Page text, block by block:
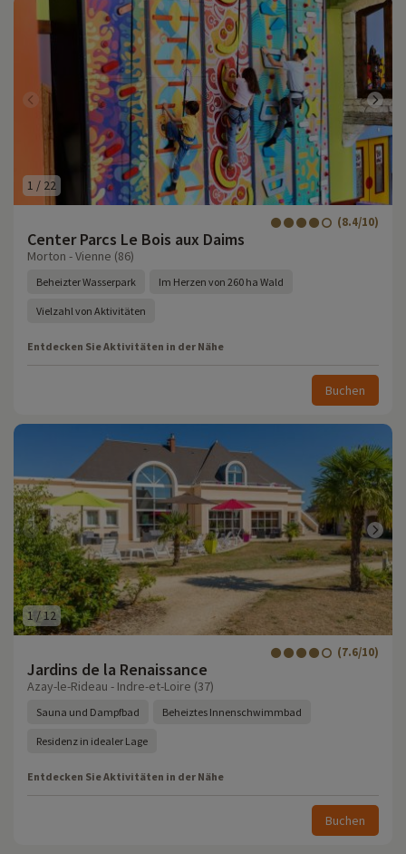
1 / 22
Center Parcs Le Bois aux Daims
(8.4/10)
Morton - Vienne (86)
Beheizter Wasserpark Im Herzen von 260 ha Wald
Vielzahl von Aktivitäten
Entdecken Sie Aktivitäten in der Nähe
Buchen
1 /12
Jardins de la Renaissance
(7.6/10)
Azay-le-Rideau - Indre-et-Loire (37)
Sauna und Dampfbad Beheiztes Innenschwimmbad
Residenz in idealer Lage
Entdecken Sie Aktivitäten in der Nähe
Buchen